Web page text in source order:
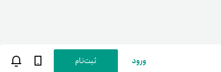
ورود ثبت‌نام